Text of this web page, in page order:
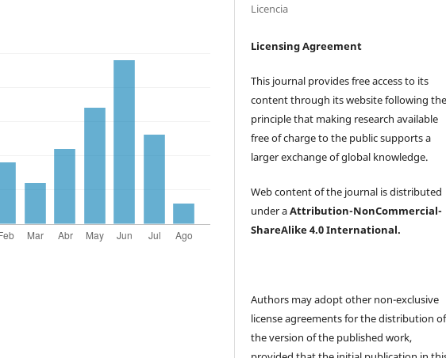
Licencia
Licensing Agreement
This journal provides free access to its
content through its website following the
principle that making research available
free of charge to the public supports a
larger exchange of global knowledge.
Web content of the journal is distributed
under aAttribution-NonCommercial-
ShareAlike 4.0 International.
Authors may adopt other non-exclusive
license agreements for the distribution of
the version of the published work,